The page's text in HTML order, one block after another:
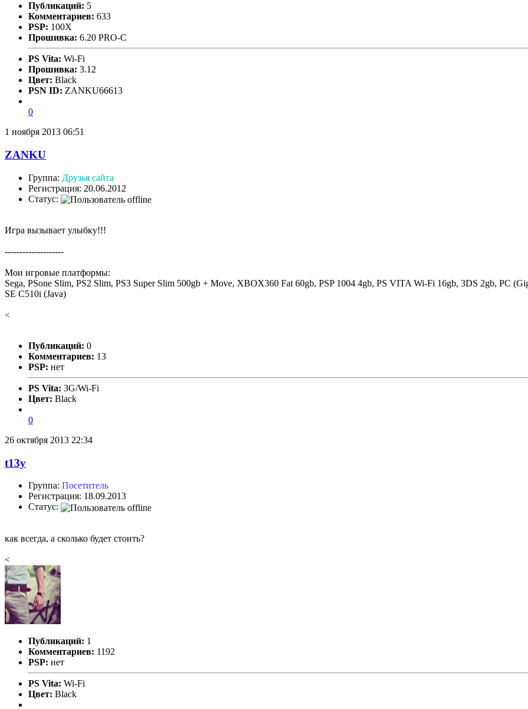
Публикаций: 5
Комментариев: 633
PSP: 100X
Прошивка: 6.20 PRO-C
PS Vita: Wi-Fi
Прошивка: 3.12
Цвет: Black
PSN ID: ZANKU66613
0
1 ноября 2013 06:51
ZANKU
Группа: Друзья сайта
Регистрация: 20.06.2012
Статус:
Игра вызывает улыбку!!!
--------------------
Мои игровые платформы:
Sega, PSone Slim, PS2 Slim, PS3 Super Slim 500gb + Move, XBOX360 Fat 60gb, PSP 1004 4gb, PS VITA Wi-Fi 16gb, 3DS 2gb, PC
SE C510i (Java)
<
Публикаций: 0
Комментариев: 13
PSP: нет
PS Vita: 3G/Wi-Fi
Цвет: Black
0
26 октября 2013 22:34
t13y
Группа: Посетитель
Регистрация: 18.09.2013
Статус:
как всегда, а сколько будет стоить?
<
Публикаций: 1
Комментариев: 1192
PSP: нет
PS Vita: Wi-Fi
Цвет: Black